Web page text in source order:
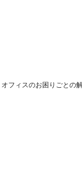
ィスのお困りごとの